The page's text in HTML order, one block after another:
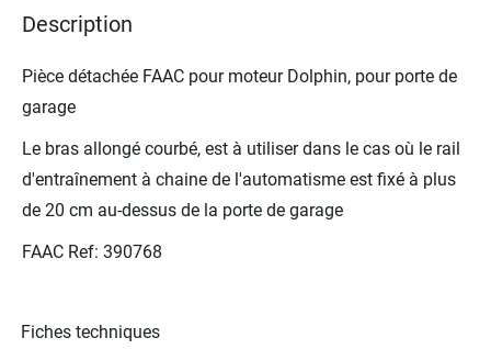
gallery
Description
Pièce détachée FAAC pour moteur Dolphin, pour porte de
garage
Le bras allongé courbé, est à utiliser dans le cas où le rail
d'entraînement à chaine de l'automatisme est fixé à plus
de 20 cm au-dessus de la porte de garage
FAAC Ref: 390768
Fiches techniques